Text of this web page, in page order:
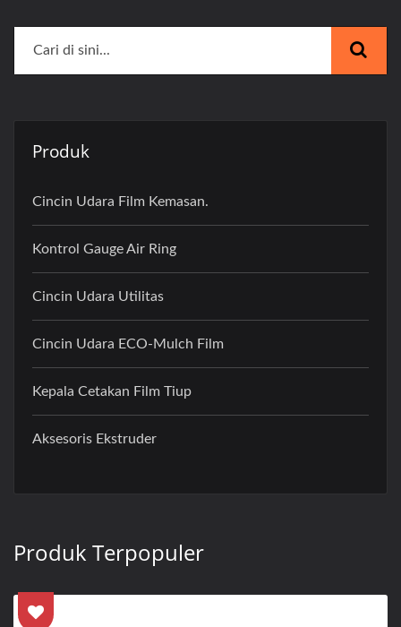
Produk
Cincin Udara Film Kemasan.
Kontrol Gauge Air Ring
Cincin Udara Utilitas
Cincin Udara ECO-Mulch Film
Kepala Cetakan Film Tiup
Aksesoris Ekstruder
Produk Terpopuler